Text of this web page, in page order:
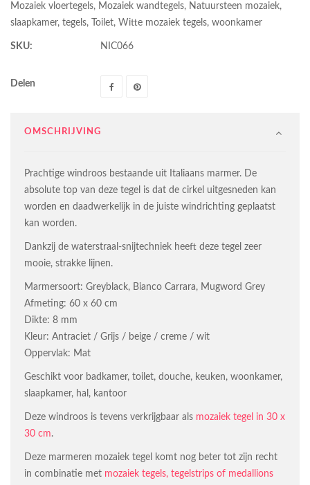
Mozaiek vloertegels, Mozaiek wandtegels, Natuursteen mozaiek,
slaapkamer, tegels, Toilet, Witte mozaiek tegels, woonkamer
SKU: NIC066
Delen
OMSCHRIJVING
Prachtige windroos bestaande uit Italiaans marmer. De
absolute top van deze tegel is dat de cirkel uitgesneden kan
worden en daadwerkelijk in de juiste windrichting geplaatst
kan worden.
Dankzij de waterstraal-snijtechniek heeft deze tegel zeer
mooie, strakke lijnen.
Marmersoort: Greyblack, Bianco Carrara, Mugword Grey
Afmeting: 60 x 60 cm
Dikte: 8 mm
Kleur: Antraciet / Grijs / beige / creme / wit
Oppervlak: Mat
Geschikt voor badkamer, toilet, douche, keuken, woonkamer,
slaapkamer, hal, kantoor
Deze windroos is tevens verkrijgbaar als mozaiek tegel in 30 x
30 cm.
Deze marmeren mozaiek tegel komt nog beter tot zijn recht
in combinatie met mozaiek tegels, tegelstrips of medallions